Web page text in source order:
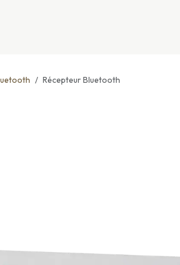
Récepteur Bluetooth